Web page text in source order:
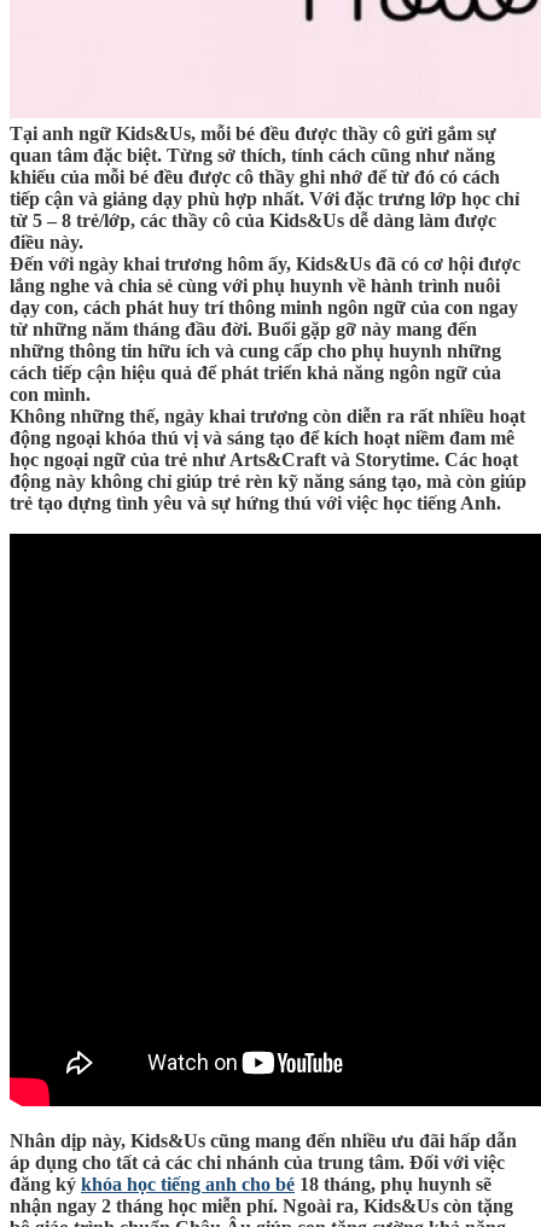
Tại anh ngữ Kids&Us, mỗi bé đều được thầy cô gửi gắm sự
quan tâm đặc biệt. Từng sở thích, tính cách cũng như năng
khiếu của mỗi bé đều được cô thầy ghi nhớ để từ đó có cách
tiếp cận và giảng dạy phù hợp nhất. Với đặc trưng lớp học chỉ
từ 5 – 8 trẻ/lớp, các thầy cô của Kids&Us dễ dàng làm được
điều này.
Đến với ngày khai trương hôm ấy, Kids&Us đã có cơ hội được
lắng nghe và chia sẻ cùng với phụ huynh về hành trình nuôi
dạy con, cách phát huy trí thông minh ngôn ngữ của con ngay
từ những năm tháng đầu đời. Buổi gặp gỡ này mang đến
những thông tin hữu ích và cung cấp cho phụ huynh những
cách tiếp cận hiệu quả để phát triển khả năng ngôn ngữ của
con mình.
Không những thế, ngày khai trương còn diễn ra rất nhiều hoạt
động ngoại khóa thú vị và sáng tạo để kích hoạt niềm đam mê
học ngoại ngữ của trẻ như Arts&Craft và Storytime. Các hoạt
động này không chỉ giúp trẻ rèn kỹ năng sáng tạo, mà còn giúp
trẻ tạo dựng tình yêu và sự hứng thú với việc học tiếng Anh.
Nhân dịp này, Kids&Us cũng mang đến nhiều ưu đãi hấp dẫn
áp dụng cho tất cả các chi nhánh của trung tâm. Đối với việc
đăng ký khóa học tiếng anh cho bé 18 tháng, phụ huynh sẽ
nhận ngay 2 tháng học miễn phí. Ngoài ra, Kids&Us còn tặng